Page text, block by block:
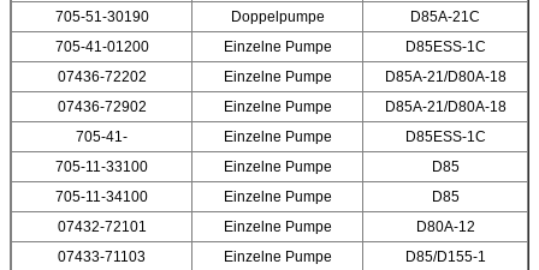
705-51-30190
Doppelpumpe
D85A-21C
705-41-01200
Einzelne Pumpe
D85ESS-1C
07436-72202
Einzelne Pumpe
D85A-21/D80A-18
07436-72902
Einzelne Pumpe
D85A-21/D80A-18
705-41-
Einzelne Pumpe
D85ESS-1C
705-11-33100
Einzelne Pumpe
D85
705-11-34100
Einzelne Pumpe
D85
07432-72101
Einzelne Pumpe
D80A-12
07433-71103
Einzelne Pumpe
D85/D155-1